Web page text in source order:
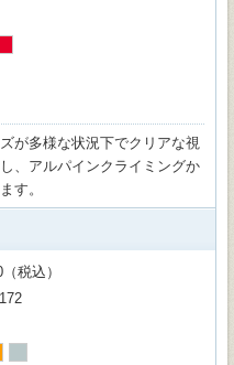
が多様な状況下でクリアな視
、アルパインクライミングか
す。
税込）